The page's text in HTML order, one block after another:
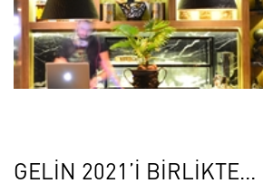
GELİN 2021’İ BİRLİKTE...